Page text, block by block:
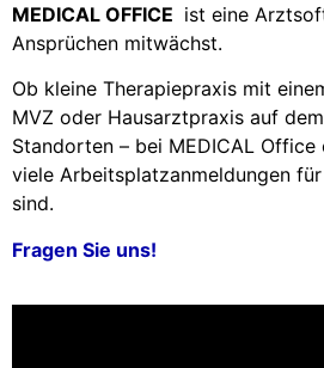
MEDICAL OFFICE ist eine
Ansprüchen mitwächst.
Ob kleine Therapiepraxis mit
MVZ oder Hausarztpraxis auf
Standorten – bei MEDICAL Office
viele Arbeitsplatzanmeldungen
sind.
Fragen Sie uns!